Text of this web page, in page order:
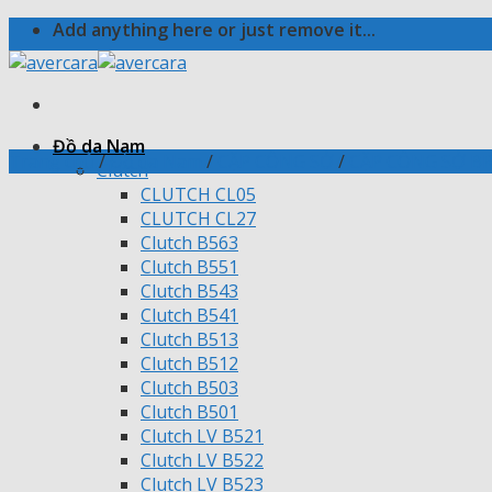
Skip
to
content
Add anything here or just remove it...
Đồ da Nam
Clutch
CLUTCH CL05
CLUTCH CL27
Clutch B563
Clutch B551
Clutch B543
Clutch B541
Clutch B513
Clutch B512
Clutch B503
Clutch B501
Clutch LV B521
Clutch LV B522
Clutch LV B523
Trang chủ/Đồ da Nam / /